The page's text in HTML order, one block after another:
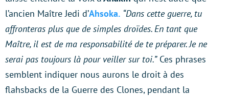
l’ancien Maître Jedi d’Ahsoka. “Dans cette guerre, tu
affronteras plus que de simples droïdes. En tant que
Maître, il est de ma responsabilité de te préparer. Je ne
serai pas toujours là pour veiller sur toi.”Ces phrases
semblent indiquer nous aurons le droit à des
flahsbacks de la Guerre des Clones, pendant la